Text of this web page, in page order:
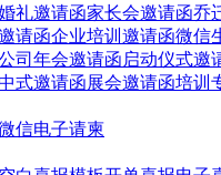
立体风宣
礼邀请函家长会邀请函乔
请函企业培训邀请函微信
司年会邀请函 启动仪式邀
式邀请函展会邀请函培训
信电子请柬